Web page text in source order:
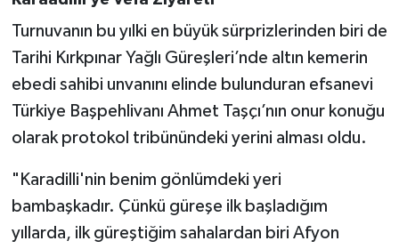
Turnuvanın bu yılki en büyük sürprizlerinden biri de
Tarihi Kırkpınar Yağlı Güreşleri’nde altın kemerin
ebedi sahibi unvanını elinde bulunduran efsanevi
Türkiye Başpehlivanı Ahmet Taşçı’nın onur konuğu
olarak protokol tribünündeki yerini alması oldu.
"Karadilli'nin benim gönlümdeki yeri
bambaşkadır. Çünkü güreşe ilk başladığım
yıllarda, ilk güreştiğim sahalardan biri Afyon